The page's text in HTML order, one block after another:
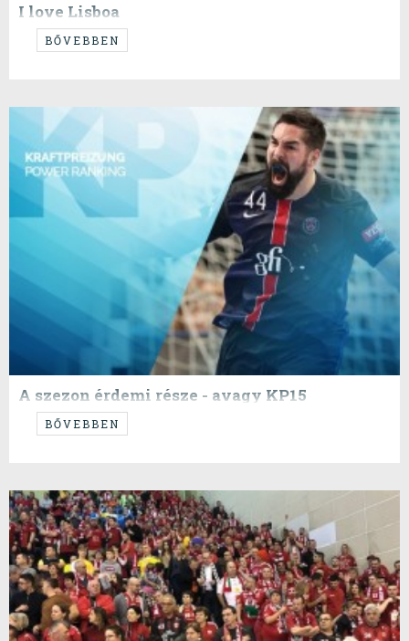
I love Lisboa
...és remélem nem kell ezt megbánnom...
BŐVEBBEN
A szezon érdemi része - avagy KP15
...calling Lisboa...and Plock...
BŐVEBBEN